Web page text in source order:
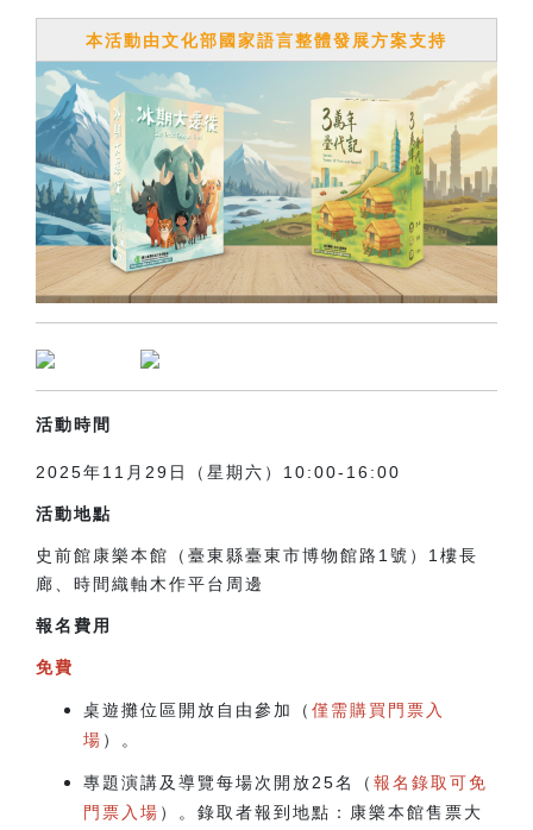
本活動由文化部國家語言整體發展方案支持
活動時間
2025年11月29日（星期六）10:00-16:00
活動地點
史前館康樂本館（臺東縣臺東市博物館路1號） 1樓長
廊、 時間織軸木作平台周邊
報名費用
免費
桌遊攤位區開放自由參加（ 僅需購買門票入
場 ）。
專題演講及導覽每場次開放25名（ 報名錄取可免
門票入場 ）。錄取者報到地點：康樂本館售票大